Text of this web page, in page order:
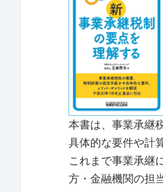
本書は、事業承継
具体的な要件や計
これまで事業承継
方・金融機関の担